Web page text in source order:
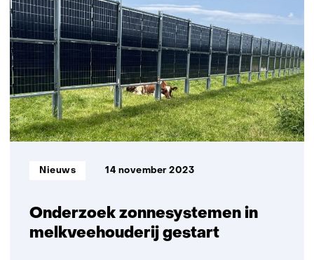
van
TNO
en
Wageningen
University
&
Research/ACRRES
geopend
Onderzoek zonnesystemen in
melkveehouderij gestart
Informatietype:
Nieuws 14 november 2023